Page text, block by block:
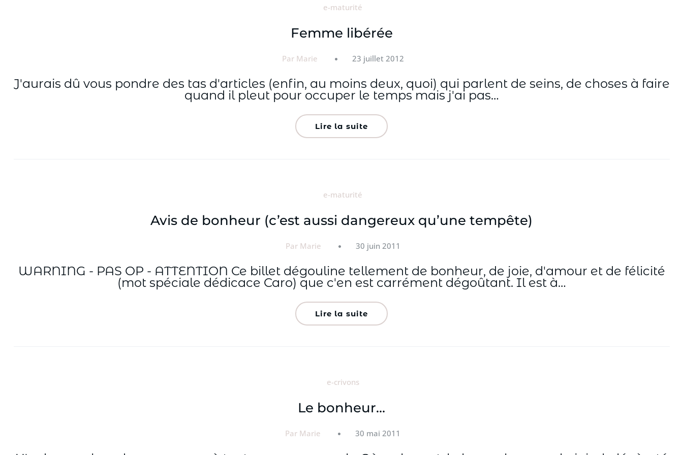
e-maturité
Femme libérée
Par Marie 23 juillet 2012
J'aurais dû vous pondre des tas d'articles (enfin, au moins deux, quoi) qui parlent de seins, de choses à faire
quand il pleut pour occuper le temps mais j'ai pas…
Lire la suite
e-maturité
Avis de bonheur (c’est aussi dangereux qu’une tempête)
Par Marie 30 juin 2011
WARNING - PAS OP - ATTENTION Ce billet dégouline tellement de bonheur, de joie, d'amour et de félicité
(mot spéciale dédicace Caro) que c'en est carrément dégoûtant. Il est à…
Lire la suite
e-crivons
Le bonheur…
Par Marie 30 mai 2011